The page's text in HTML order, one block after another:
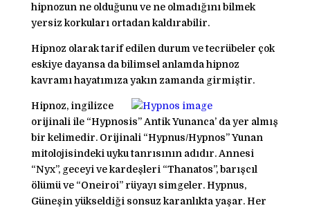
hipnozun ne olduğunu ve ne olmadığını bilmek
yersiz korkuları ortadan kaldırabilir.
Hipnoz olarak tarif edilen durum ve tecrübeler çok
eskiye dayansa da bilimsel anlamda hipnoz
kavramı hayatımıza yakın zamanda girmiştir.
Hipnoz, ingilizce
orijinali ile “Hypnosis” Antik Yunanca’ da yer almış
bir kelimedir. Orijinali “Hypnus/Hypnos” Yunan
mitolojisindeki uyku tanrısının adıdır. Annesi
“Nyx”, geceyi ve kardeşleri “Thanatos”, barışcıl
ölümü ve “Oneiroi” rüyayı simgeler. Hypnus,
Güneşin yükseldiği sonsuz karanlıkta yaşar. Her